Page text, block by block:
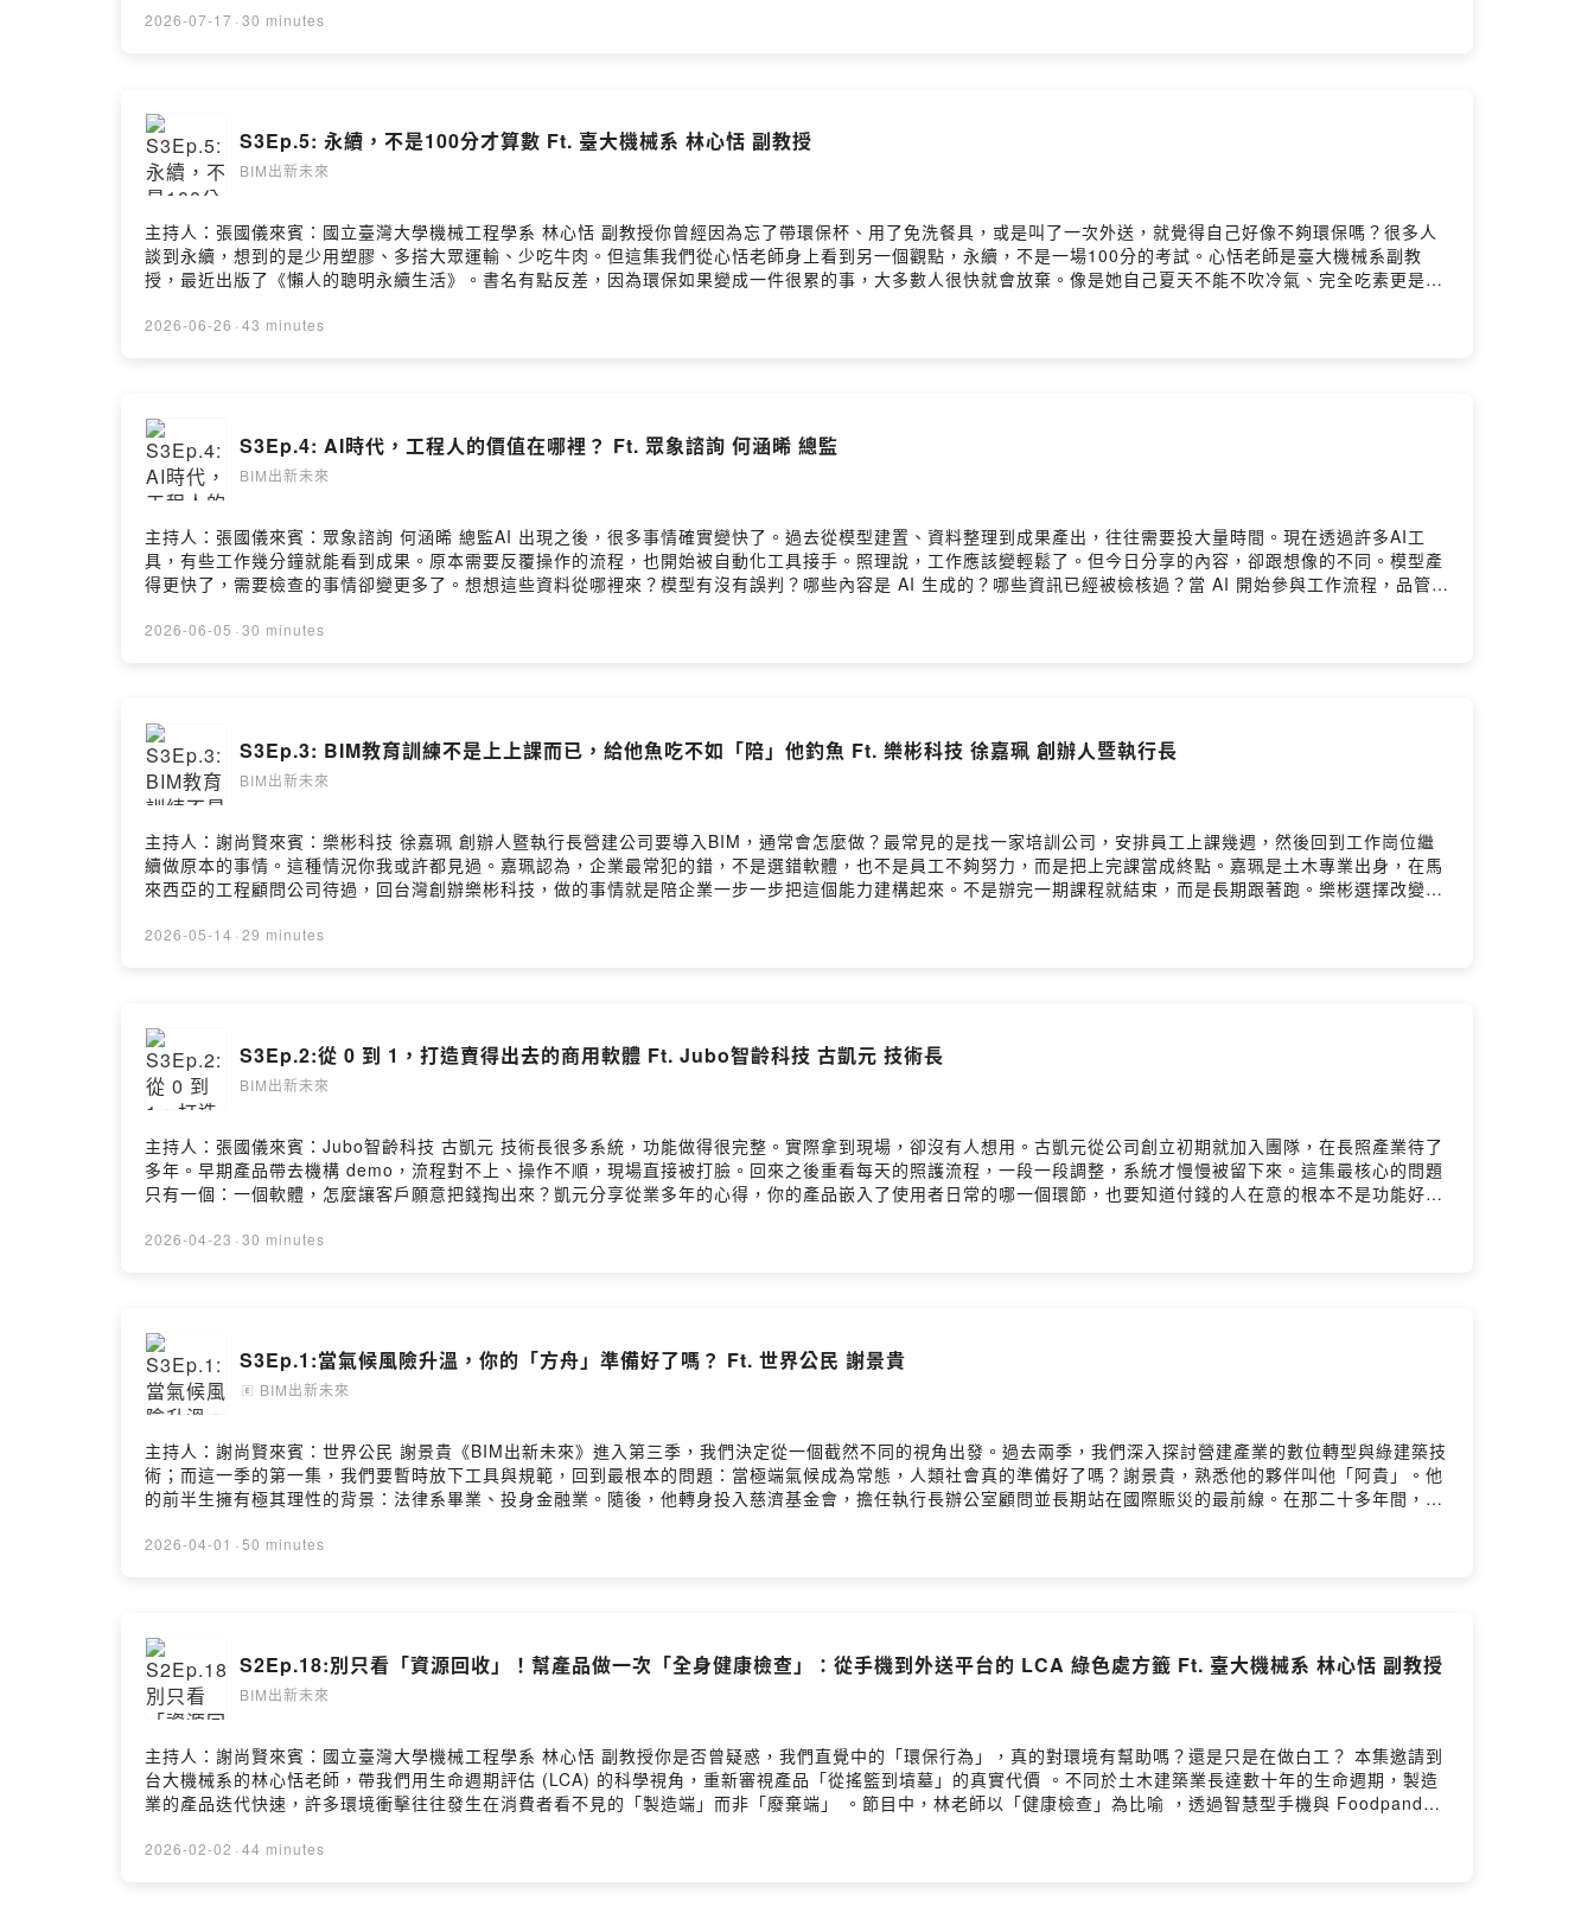
興從文件數位化、經驗分享側錄做起，再逐步建立 e-Learning 與知識管理平台。目前平台已累積近兩千則教材，總長超過兩千五百小時，每年的學習時數約十萬小
願意參與的制度；也聊到 AI 進入知識管理後，工程專業術語的誤判、課程內容快速過期，以及人工檢核仍然少不了的現實問題。當工程知識不再只能靠師徒口耳相
傳，學習平台能否成為企業留住經驗、培養人才的下一個現場？🎧 歡迎收聽本集《BIM出新未來》歡迎留言給我們- 臺大BIM研究中心：www.ntubim.net- 台灣BIM聯
盟：https://www.bimalliance.tw/- Facebook粉絲頁：www.facebook.com/BIM.NTU- YouTube頻道：https://www.youtube.com/@NTUBIMCenter
2026-07-17 · 30 minutes
S3Ep.5: 永續，不是100分才算數 Ft. 臺大機械系 林心恬 副教授
BIM出新未來
主持人：張國儀來賓：國立臺灣大學機械工程學系 林心恬 副教授你曾經因為忘了帶環保杯、用了免洗餐具，或是叫了一次外送，就覺得自己好像不夠環保嗎？很多人
談到永續，想到的是少用塑膠、多搭大眾運輸、少吃牛肉。但這集我們從心恬老師身上看到另一個觀點，永續，不是一場100分的考試。心恬老師是臺大機械系副教
授，最近出版了《懶人的聰明永續生活》。書名有點反差，因為環保如果變成一件很累的事，大多數人很快就會放棄。像是她自己夏天不能不吹冷氣、完全吃素更是天
目裡也分享了幾個有趣的案例。小琉球有個菸蒂收集盒，上面問的是「肉圓要蒸的還是炸的？」兩個投票口，菸蒂就是你的選票；東京大學食堂的紙碗，把防水膜設計
www.facebook.com/BIM.NTU- YouTube頻道：https://www.youtube.com/@NTUBIMCenter
2026-06-26 · 43 minutes
S3Ep.4: AI時代，工程人的價值在哪裡？ Ft. 眾象諮詢 何涵晞 總監
BIM出新未來
主持人：張國儀來賓：眾象諮詢 何涵晞 總監AI 出現之後，很多事情確實變快了。過去從模型建置、資料整理到成果產出，往往需要投大量時間。現在透過許多AI工
具，有些工作幾分鐘就能看到成果。原本需要反覆操作的流程，也開始被自動化工具接手。照理說，工作應該變輕鬆了。但今日分享的內容，卻跟想像的不同。模型產
得更快了，需要檢查的事情卻變更多了。想想這些資料從哪裡來？模型有沒有誤判？哪些內容是 AI 生成的？哪些資訊已經被檢核過？當 AI 開始參與工作流程，品管、
核。AI 可以協助產出初步成果，但哪些地方可以直接使用、哪些地方需要修正，仍然需要專業判斷。除了技術面的改變，企業也開始面對新的管理課題。從資料安全、
https://www.youtube.com/@NTUBIMCenter
2026-06-05 · 30 minutes
S3Ep.3: BIM教育訓練不是上上課而已，給他魚吃不如「陪」他釣魚 Ft. 樂彬科技 徐嘉珮 創辦人暨執行長
BIM出新未來
主持人：謝尚賢來賓：樂彬科技 徐嘉珮 創辦人暨執行長營建公司要導入BIM，通常會怎麼做？最常見的是找一家培訓公司，安排員工上課幾週，然後回到工作崗位繼
續做原本的事情。這種情況你我或許都見過。嘉珮認為，企業最常犯的錯，不是選錯軟體，也不是員工不夠努力，而是把上完課當成終點。嘉珮是土木專業出身，在馬
來西亞的工程顧問公司待過，回台灣創辦樂彬科技，做的事情就是陪企業一步一步把這個能力建構起來。不是辦完一期課程就結束，而是長期跟著跑。樂彬選擇改變這
說服老闆，或是讓員工願意學新工具。但嘉珮覺得，最難的是中階主管。他不需要親自建模，卻要對老闆的決策負責。他對新工具的理解不夠深，就不知道怎麼分配任
Facebook粉絲頁：www.facebook.com/BIM.NTU- YouTube頻道：https://www.youtube.com/@NTUBIMCenter
2026-05-14 · 29 minutes
S3Ep.2:從 0 到 1，打造賣得出去的商用軟體 Ft. Jubo智齡科技 古凱元 技術長
BIM出新未來
主持人：張國儀來賓：Jubo智齡科技 古凱元 技術長很多系統，功能做得很完整。實際拿到現場，卻沒有人想用。古凱元從公司創立初期就加入團隊，在長照產業待了
多年。早期產品帶去機構 demo，流程對不上、操作不順，現場直接被打臉。回來之後重看每天的照護流程，一段一段調整，系統才慢慢被留下來。這集最核心的問題
只有一個：一個軟體，怎麼讓客戶願意把錢掏出來？凱元分享從業多年的心得，你的產品嵌入了使用者日常的哪一個環節，也要知道付錢的人在意的根本不是功能好不
擊，部分團隊近乎 100% 使用 AI 生成程式碼，商業模式也因此開始重新建構。他形容這個時代是「海嘯第一排」，程式設計師感受到的，是整個產業輪廓開始模糊的
2026-04-23 · 30 minutes
S3Ep.1:當氣候風險升溫，你的「方舟」準備好了嗎？ Ft. 世界公民 謝景貴
🄴 BIM出新未來
主持人：謝尚賢來賓：世界公民 謝景貴《BIM出新未來》進入第三季，我們決定從一個截然不同的視角出發。過去兩季，我們深入探討營建產業的數位轉型與綠建築技
術；而這一季的第一集，我們要暫時放下工具與規範，回到最根本的問題：當極端氣候成為常態，人類社會真的準備好了嗎？謝景貴，熟悉他的夥伴叫他「阿貴」。他
的前半生擁有極其理性的背景：法律系畢業、投身金融業。隨後，他轉身投入慈濟基金會，擔任執行長辦公室顧問並長期站在國際賑災的最前線。在那二十多年間，他
成為一名守護糧食安全的農夫。他將過去在體制內累積的全球視野，轉化為親手打造的居家「方舟」與「田祖永續農業」。在本集節目中，阿貴老師與謝尚賢主任展開
向利他？阿貴老師將分享他如何嘗試用現在的市場規則去轉動方向，為下一代留下更有韌性的生活選擇。歡迎留言給我們- 臺大BIM研究中心：www.ntubim.net- 台灣
BIM聯盟：https://www.bimalliance.tw/- Facebook粉絲頁：www.facebook.com/BIM.NTU- YouTube頻道：https://www.youtube.com/@NTUBIMCenter
2026-04-01 · 50 minutes
S2Ep.18:別只看「資源回收」！幫產品做一次「全身健康檢查」：從手機到外送平台的 LCA 綠色處方籤 Ft. 臺大機械系 林心恬 副教授
BIM出新未來
主持人：謝尚賢來賓：國立臺灣大學機械工程學系 林心恬 副教授你是否曾疑惑，我們直覺中的「環保行為」，真的對環境有幫助嗎？還是只是在做白工？ 本集邀請到
台大機械系的林心恬老師，帶我們用生命週期評估 (LCA) 的科學視角，重新審視產品「從搖籃到墳墓」的真實代價 。不同於土木建築業長達數十年的生命週期，製造
業的產品迭代快速，許多環境衝擊往往發生在消費者看不見的「製造端」而非「廢棄端」 。節目中，林老師以「健康檢查」為比喻 ，透過智慧型手機與 Foodpanda
濟發展與環境永續中找到雙贏的綠色處方籤？歡迎留言給我們- 臺大BIM研究中心：www.ntubim.net- 台灣BIM聯盟：https://www.bimalliance.tw/- Facebook粉絲
2026-02-02 · 44 minutes